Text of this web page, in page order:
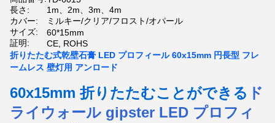
長さ:
1m、2m、3m、4m
カバー:
ミルキー/クリア/フロスト/オパール
サイズ:
60*15mm
証明:
CE, ROHS
折りたたむ式乾壁石膏 LED プロフィール 60x15mm 円長型 フレ
ームレス 壁灯用 アンロード
60x15mm 折りたたむことができる ド
ライウォール gipster LED プロフィ